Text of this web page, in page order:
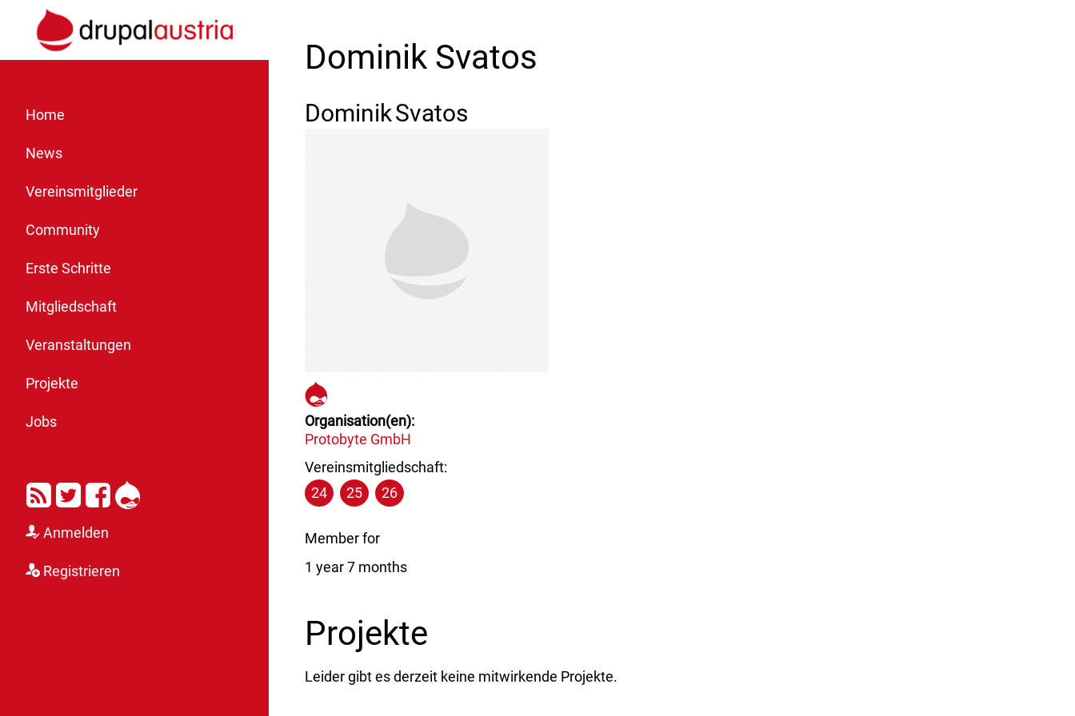
Home
News
Vereinsmitglieder
Community
Erste Schritte
Mitgliedschaft
Veranstaltungen
Projekte
Jobs
RSSTwitter
Facebook
Drupal
Anmelden
Registrieren
Dominik Svatos
DominikSvatos
https://www.drupal.org/u/drcolossos
Organisation(en)
Protobyte GmbH
Vereinsmitgliedschaft:
24
25 26
Member for
1 year 7 months
Projekte
Leider gibt es derzeit keine mitwirkende Projekte.